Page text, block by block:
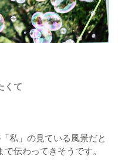
くて
私」の見ている風景だと
伝わってきそうです。